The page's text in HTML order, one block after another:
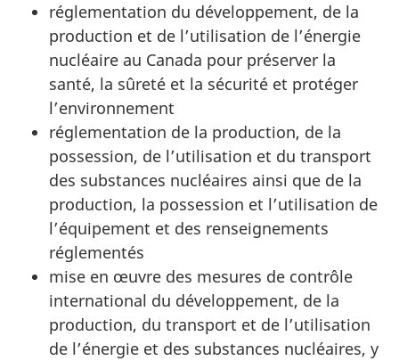
réglementation du développement, de la
production et de l’utilisation de l’énergie
nucléaire au Canada pour préserver la
santé, la sûreté et la sécurité et protéger
l’environnement
réglementation de la production, de la
possession, de l’utilisation et du transport
des substances nucléaires ainsi que de la
production, la possession et l’utilisation de
l’équipement et des renseignements
réglementés
mise en œuvre des mesures de contrôle
international du développement, de la
production, du transport et de l’utilisation
de l’énergie et des substances nucléaires, y